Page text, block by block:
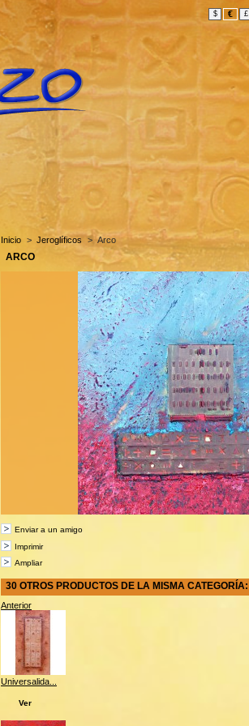
$ € £
Inicio > Jeroglíficos > Arco
ARCO
Enviar a un amigo
Imprimir
Ampliar
30 OTROS PRODUCTOS DE LA MISMA CATEGORÍA:
Anterior
Universalida...
Ver